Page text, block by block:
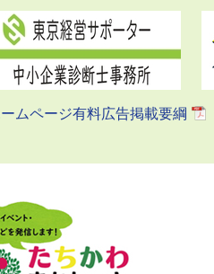
ムページ有料広告掲載要綱